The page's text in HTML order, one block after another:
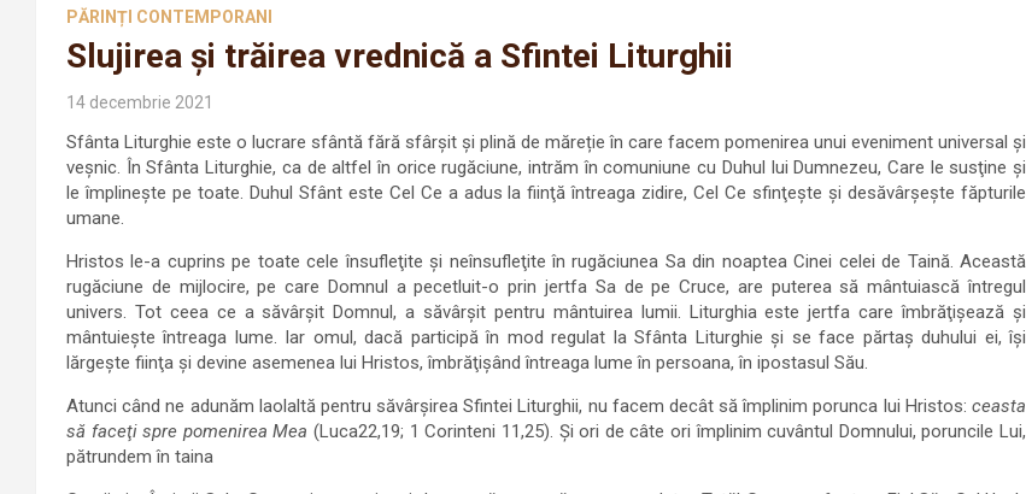
PĂRINȚI CONTEMPORANI
Slujirea și trăirea vrednică a Sfintei Liturghii
14 decembrie 2021
Sfânta Liturghie este o lucrare sfântă fără sfârșit și plină de măreție în care facem pomenirea unui eveniment universal şi
veşnic. În Sfânta Liturghie, ca de altfel în orice rugăciune, intrăm în comuniune cu Duhul lui Dumnezeu, Care le susţine şi
le împlineşte pe toate. Duhul Sfânt este Cel Ce a adus la fiinţă întreaga zidire, Cel Ce sfinţeşte şi desăvârşeşte făpturile
umane.
Hristos le-a cuprins pe toate cele însufleţite şi neînsufleţite în rugăciunea Sa din noaptea Cinei celei de Taină. Această
rugăciune de mijlocire, pe care Domnul a pecetluit-o prin jertfa Sa de pe Cruce, are puterea să mântuiască întregul
univers. Tot ceea ce a săvârşit Domnul, a săvârşit pentru mântuirea lumii. Liturghia este jertfa care îmbrăţişează şi
mântuieşte întreaga lume. Iar omul, dacă participă în mod regulat la Sfânta Liturghie şi se face părtaş duhului ei, îşi
lărgeşte fiinţa şi devine asemenea lui Hristos, îmbrăţişând întreaga lume în persoana, în ipostasul Său.
Atunci când ne adunăm laolaltă pentru săvârşirea Sfintei Liturghii, nu facem decât să împlinim porunca lui Hristos: ceasta
să faceţi spre pomenirea Mea (Luca22,19; 1 Corinteni 11,25). Şi ori de câte ori împlinim cuvântul Domnului, poruncile Lui,
pătrundem în taina